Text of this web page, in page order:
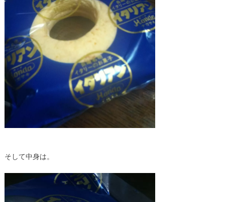
そして中身は。